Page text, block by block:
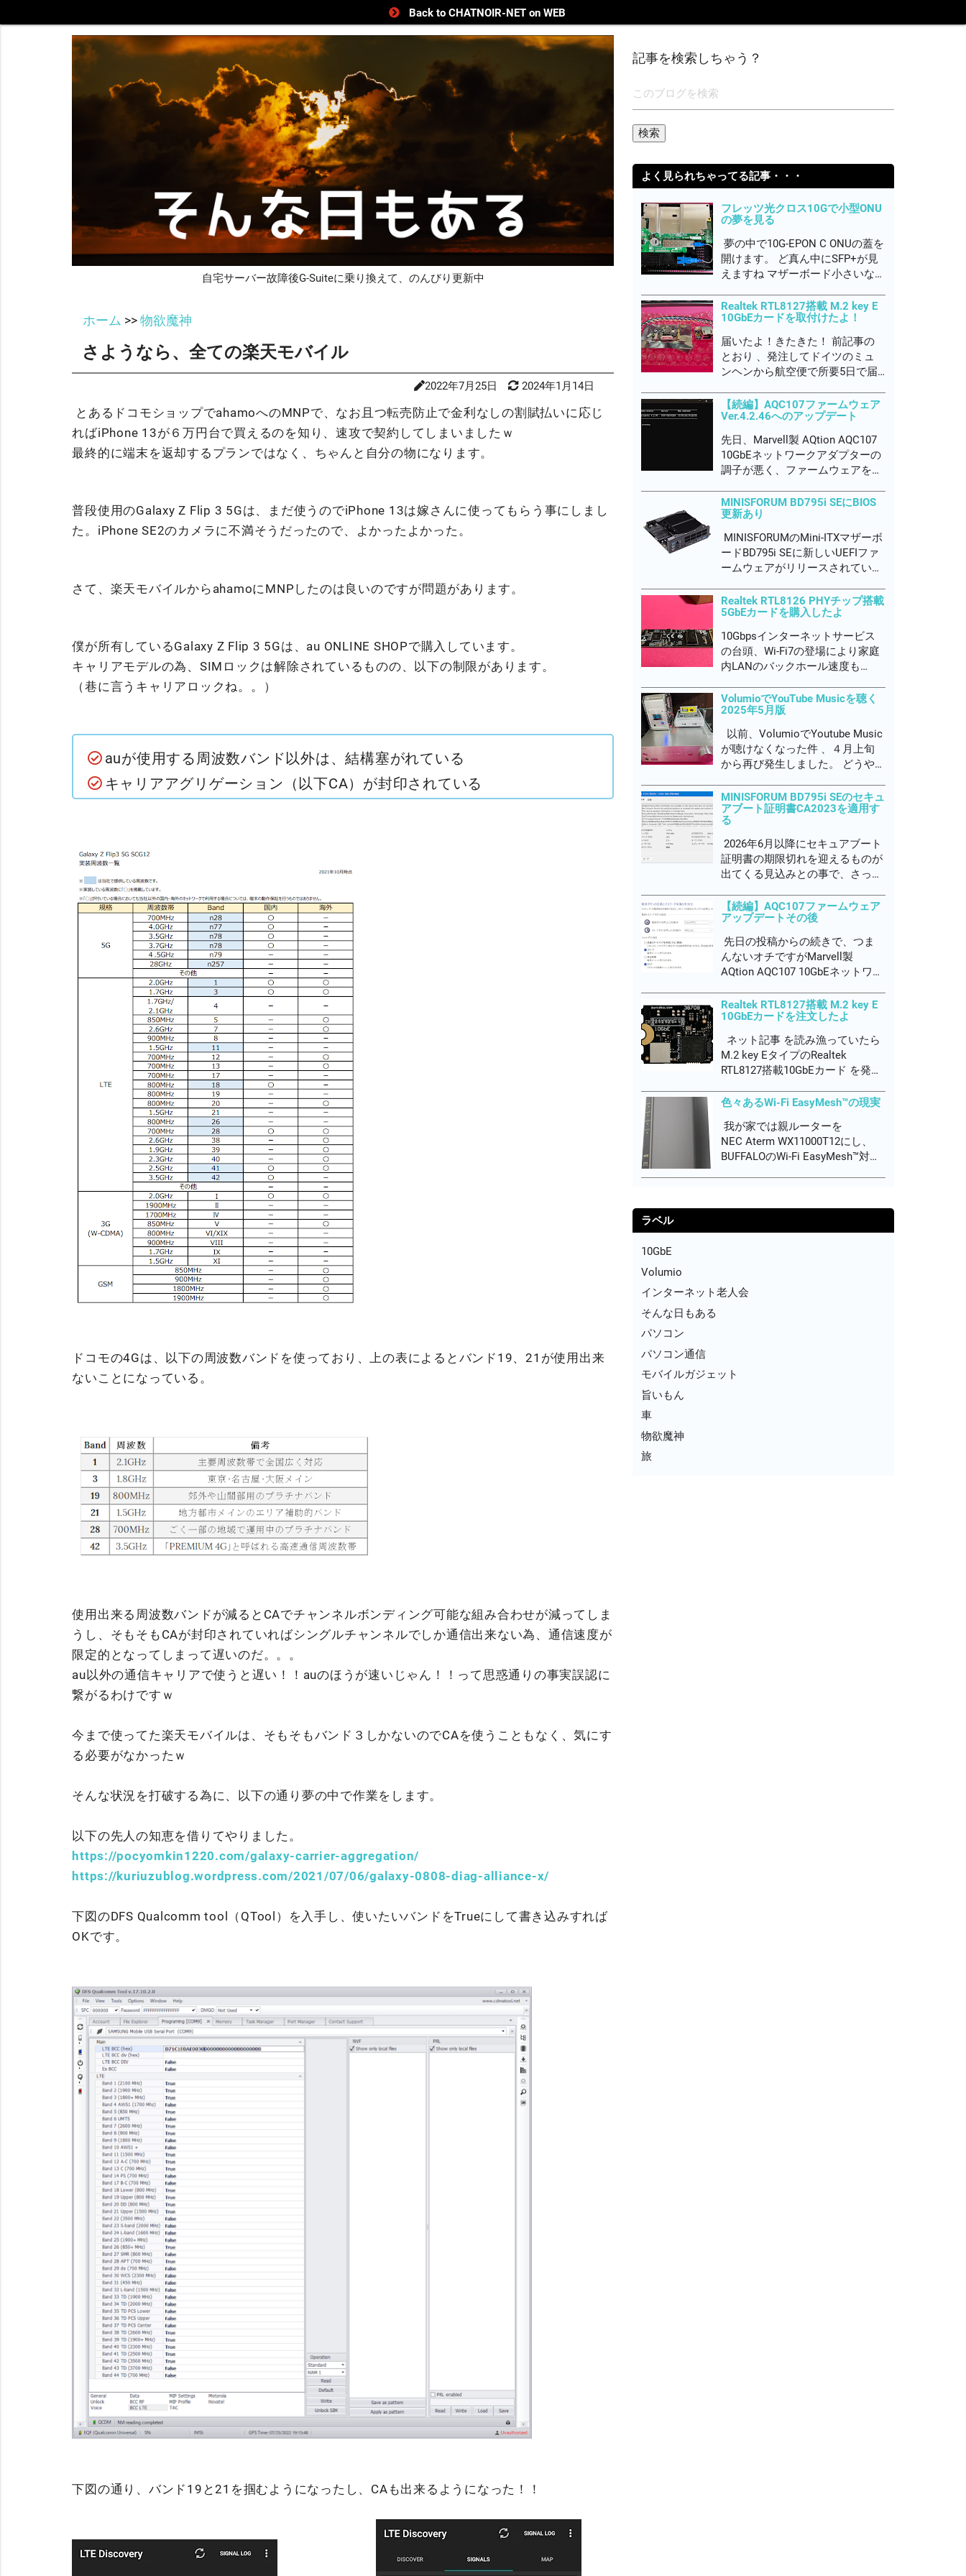
Back to CHATNOIR-NET on WEB
自宅サーバー故障後G-Suiteに乗り換えて、のんびり更新中
ホーム >>物欲魔神
さようなら、全ての楽天モバイル
2022年7月25日 2024年1月14日
とあるドコモショップでahamoへのMNPで、なお且つ転売防止で金利なしの割賦払いに応じ
ればiPhone 13が６万円台で買えるのを知り、速攻で契約してしまいましたｗ
最終的に端末を返却するプランではなく、ちゃんと自分の物になります。
普段使用のGalaxy Z Flip 3 5Gは、まだ使うのでiPhone 13は嫁さんに使ってもらう事にしまし
た。iPhone SE2のカメラに不満そうだったので、よかったよかった。
さて、楽天モバイルからahamoにMNPしたのは良いのですが問題があります。
僕が所有しているGalaxy Z Flip 3 5Gは、au ONLINE SHOPで購入しています。
キャリアモデルの為、SIMロックは解除されているものの、以下の制限があります。
（巷に言うキャリアロックね。。）
auが使用する周波数バンド以外は、結構塞がれている
キャリアアグリゲーション（以下CA）が封印されている
ドコモの4Gは、以下の周波数バンドを使っており、上の表によるとバンド19、21が使用出来
ないことになっている。
使用出来る周波数バンドが減るとCAでチャンネルボンディング可能な組み合わせが減ってしま
うし、そもそもCAが封印されていればシングルチャンネルでしか通信出来ない為、通信速度が
限定的となってしまって遅いのだ。。。
au以外の通信キャリアで使うと遅い！！auのほうが速いじゃん！！って思惑通りの事実誤認に
繋がるわけですｗ
今まで使ってた楽天モバイルは、そもそもバンド３しかないのでCAを使うこともなく、気にす
る必要がなかったｗ
そんな状況を打破する為に、以下の通り夢の中で作業をします。
以下の先人の知恵を借りてやりました。
https://pocyomkin1220.com/galaxy-carrier-aggregation/
https://kuriuzublog.wordpress.com/2021/07/06/galaxy-0808-diag-alliance-x/
下図のDFS Qualcomm tool（QTool）を入手し、使いたいバンドをTrueにして書き込みすれば
OKです。
下図の通り、バンド19と21を掴むようになったし、CAも出来るようになった！！
記事を検索しちゃう？
よく見られちゃってる記事・・・
フレッツ光クロス10Gで小型ONU
の夢を見る
夢の中で10G-EPON C ONUの蓋を
開けます。 ど真ん中にSFP+が見
えますね マザーボード小さいな
うから簡素なのかね 抜き取って
みるとWTDのSFP+光トランシー
バーモジュールですね フレッツ
網のONU認証はMACアドレスら
しいので、これ...
Realtek RTL8127搭載 M.2 key E
10GbEカードを取付けたよ！
届いたよ！きたきた！ 前記事の
とおり 、発注してドイツのミュ
ンヘンから航空便で所要5日で届
輸入関税 2,980円を別途徴収され
たよ。 なんだかんだでトータル
44,974円もかかりました💦 完全自
己満足の世界です。何も言わない
でやってくださいｗ...
【続編】AQC107ファームウェア
Ver.4.2.46へのアップデート
先日、Marvell製 AQtion AQC107
10GbEネットワークアダプターの
調子が悪く、ファームウェアを
具合が落ち着いたかに見えました
が、今度はダウンロード速度が
3Gbps程度しか出なくなってしま
いました。 デバイスマネージャ
ーから一...
MINISFORUM BD795i SEにBIOS
更新あり
MINISFORUMのMini-ITXマザーボ
ードBD795i SEに新しいUEFIファ
ームウェアがリリースされていま
DRFXI_1.15_260105A でした。 こ
のマザボ使っているときに唯一の
不具合を感じてて、アプリの起動
や最小化するときに不定期です...
Realtek RTL8126 PHYチップ搭載
5GbEカードを購入したよ
10Gbpsインターネットサービス
の台頭、Wi-Fi7の登場により家庭
内LANのバックホール速度も
した。Realtek RTL8126 PHYチッ
プも登場し、 5GbE普及期に入る
と いわれています。 10GbEの分
野では安価な部類でMarvel...
VolumioでYouTube Musicを聴く
2025年5月版
以前、VolumioでYoutube Music
が聴けなくなった件 、４月上旬
から再び発生しました。 どうや
改悪があったようです。 Volumio
コミュニティでもYouTube Music
プラグイン作者のパトリックが多
忙で対処出...
MINISFORUM BD795i SEのセキュ
アブート証明書CA2023を適用す
る
2026年6月以降にセキュアブート
証明書の期限切れを迎えるものが
出てくる見込みとの事で、さっさ
イベントログに下図の通り、表示
されていればCA2023が利用可能
な状態にあるが、UEFIファームウ
ェアに適用されていない状態と警
告が出ていると思います。...
【続編】AQC107ファームウェア
アップデートその後
先日の投稿からの続きで、つま
んないオチですがMarvell製
AQtion AQC107 10GbEネットワー
のファームウェアにアップデート
しつつ最新のドライバに更新しま
したが、ダウンロード通信速度が
3Gbps程度しか出なく、まだ調子
が悪いんです。...
Realtek RTL8127搭載 M.2 key E
10GbEカードを注文したよ
ネット記事 を読み漁っていたら
M.2 key EタイプのRealtek
RTL8127搭載10GbEカード を発見
DHL航空便の配送料込みで
送料の方が高いって、どーなの？
EU圏からの配送料高す
ぎ。。。。関税...
色々あるWi-Fi EasyMesh™の現実
我が家では親ルーターを
NEC Aterm WX11000T12にし、
BUFFALOのWi-Fi EasyMesh™対応
ラベル
10GbE
Volumio
インターネット老人会
そんな日もある
パソコン
パソコン通信
モバイルガジェット
旨いもん
車
物欲魔神
旅